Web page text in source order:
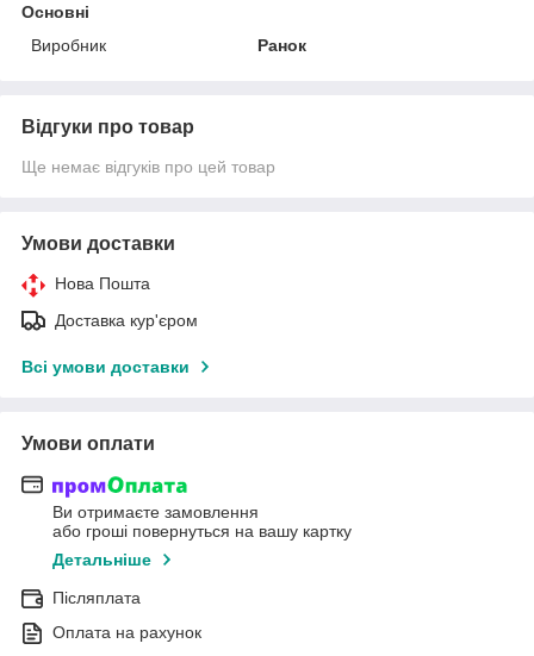
Основні
Виробник
Ранок
Відгуки про товар
Ще немає відгуків про цей товар
Умови доставки
Нова Пошта
Доставка кур'єром
Всі умови доставки
Умови оплати
Ви отримаєте замовлення
або гроші повернуться на вашу картку
Детальніше
Післяплата
Оплата на рахунок